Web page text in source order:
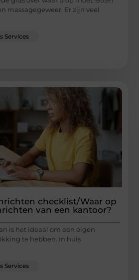
massagegeweer. Er zijn veel
Services
checklist/Waar op
van een kantoor?
is het ideaal om een eigen
te hebben. In huis
Services